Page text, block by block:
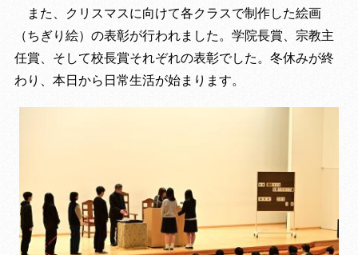
また、クリスマスに向けて各クラスで制作した絵画
（ちぎり絵）の表彰が行われました。学院長賞、宗教主
任賞、そして校長賞それぞれの表彰でした。冬休みが終
わり、本日から日常生活が始まります。